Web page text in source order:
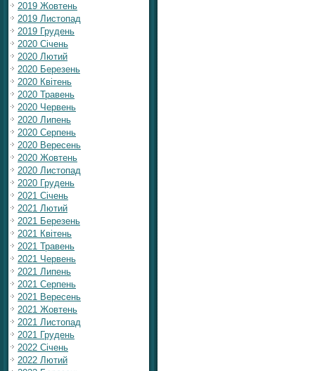
2019 Жовтень
2019 Листопад
2019 Грудень
2020 Січень
2020 Лютий
2020 Березень
2020 Квітень
2020 Травень
2020 Червень
2020 Липень
2020 Серпень
2020 Вересень
2020 Жовтень
2020 Листопад
2020 Грудень
2021 Січень
2021 Лютий
2021 Березень
2021 Квітень
2021 Травень
2021 Червень
2021 Липень
2021 Серпень
2021 Вересень
2021 Жовтень
2021 Листопад
2021 Грудень
2022 Січень
2022 Лютий